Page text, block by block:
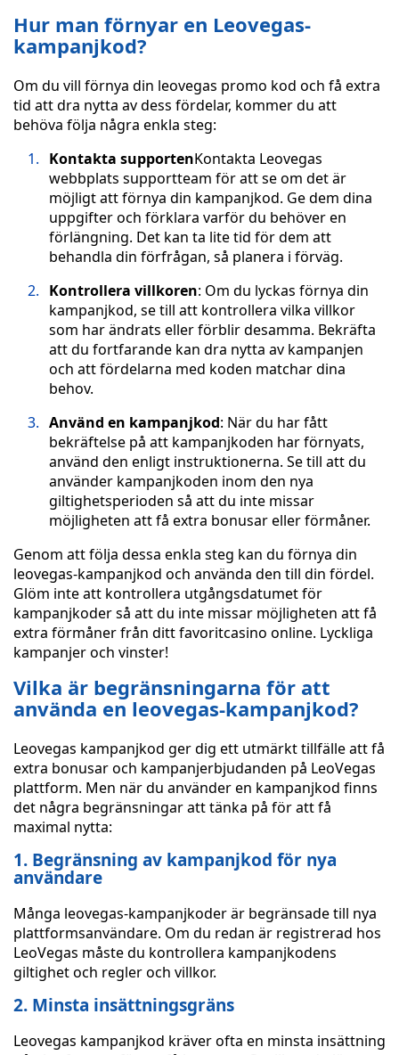
Hur man förnyar en Leovegas-
kampanjkod?
Om du vill förnya din leovegas promo kod och få extra
tid att dra nytta av dess fördelar, kommer du att
behöva följa några enkla steg:
Kontakta supportenKontakta Leovegas
webbplats supportteam för att se om det är
möjligt att förnya din kampanjkod. Ge dem dina
uppgifter och förklara varför du behöver en
förlängning. Det kan ta lite tid för dem att
behandla din förfrågan, så planera i förväg.
Kontrollera villkoren: Om du lyckas förnya din
kampanjkod, se till att kontrollera vilka villkor
som har ändrats eller förblir desamma. Bekräfta
att du fortfarande kan dra nytta av kampanjen
och att fördelarna med koden matchar dina
behov.
Använd en kampanjkod: När du har fått
bekräftelse på att kampanjkoden har förnyats,
använd den enligt instruktionerna. Se till att du
använder kampanjkoden inom den nya
giltighetsperioden så att du inte missar
möjligheten att få extra bonusar eller förmåner.
Genom att följa dessa enkla steg kan du förnya din
leovegas-kampanjkod och använda den till din fördel.
Glöm inte att kontrollera utgångsdatumet för
kampanjkoder så att du inte missar möjligheten att få
extra förmåner från ditt favoritcasino online. Lyckliga
kampanjer och vinster!
Vilka är begränsningarna för att
använda en leovegas-kampanjkod?
Leovegas kampanjkod ger dig ett utmärkt tillfälle att få
extra bonusar och kampanjerbjudanden på LeoVegas
plattform. Men när du använder en kampanjkod finns
det några begränsningar att tänka på för att få
maximal nytta:
1. Begränsning av kampanjkod för nya
användare
Många leovegas-kampanjkoder är begränsade till nya
plattformsanvändare. Om du redan är registrerad hos
LeoVegas måste du kontrollera kampanjkodens
giltighet och regler och villkor.
2. Minsta insättningsgräns
Leovegas kampanjkod kräver ofta en minsta insättning